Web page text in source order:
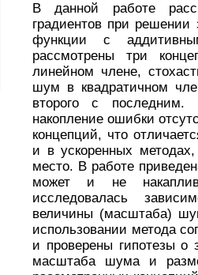
В данной работе
градиентов при
функции с
рассмотрены три
линейном члене,
шум в квадратичном
второго с последним.
накопление ошибки
концепций, что
и в ускоренных
место. В работе
может и не
исследовалась
величины (масштаба)
использовании метода
и проверены гипотезы
масштаба шума и